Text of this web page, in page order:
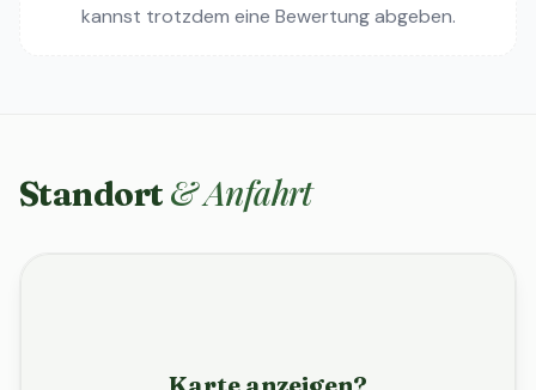
kannst trotzdem eine Bewertung abgeben.
Standort & Anfahrt
Karte anzeigen?